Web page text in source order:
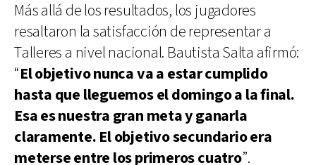
Más allá de los resultados, los jugadores
resaltaron la satisfacción de representar a
Talleres a nivel nacional. Bautista Salta afirmó:
“El objetivo nunca va a estar cumplido
hasta que lleguemos el domingo a la final.
Esa es nuestra gran meta y ganarla
claramente. El objetivo secundario era
meterse entre los primeros cuatro”.